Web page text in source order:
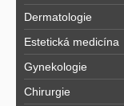
Dermatologie
Estetická medicína
Gynekologie
Chirurgie